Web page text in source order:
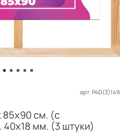
арт.P4D(3)149
85x90 см. (с
40х18 мм. (3 штуки)